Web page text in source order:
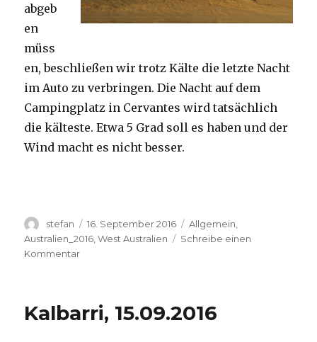
abgeb
en
müss
en, beschließen wir trotz Kälte die letzte Nacht
im Auto zu verbringen. Die Nacht auf dem
Campingplatz in Cervantes wird tatsächlich
die kälteste. Etwa 5 Grad soll es haben und der
Wind macht es nicht besser.
Autor
stefan
Veröffentlicht
am
16. September 2016 Kategorien
Allgemein
Australien_2016 ,West Australien
Schreibe einen
Kommentarzu
Kalbarri, 15.09.2016